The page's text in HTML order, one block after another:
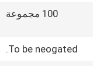
100 مجموعة
To be neogated.